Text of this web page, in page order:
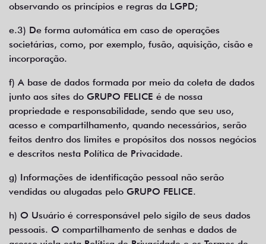
observando os princípios e regras da LGPD;
e.3) De forma automática em caso de operações
societárias, como, por exemplo, fusão, aquisição, cisão e
incorporação.
f) A base de dados formada por meio da coleta de dados
junto aos sites do GRUPO FELICE é de nossa
propriedade e responsabilidade, sendo que seu uso,
acesso e compartilhamento, quando necessários, serão
feitos dentro dos limites e propósitos dos nossos negócios
e descritos nesta Política de Privacidade.
g) Informações de identificação pessoal não serão
vendidas ou alugadas pelo GRUPO FELICE.
h) O Usuário é corresponsável pelo sigilo de seus dados
pessoais. O compartilhamento de senhas e dados de